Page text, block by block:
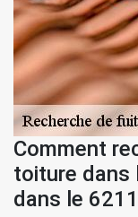
Comment
toiture dans
dans le